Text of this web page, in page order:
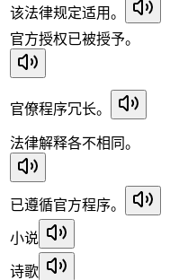
该法律规定适用。
官方授权已被授予。
官僚程序冗长。
法律解释各不相同。
已遵循官方程序。
小说
诗歌